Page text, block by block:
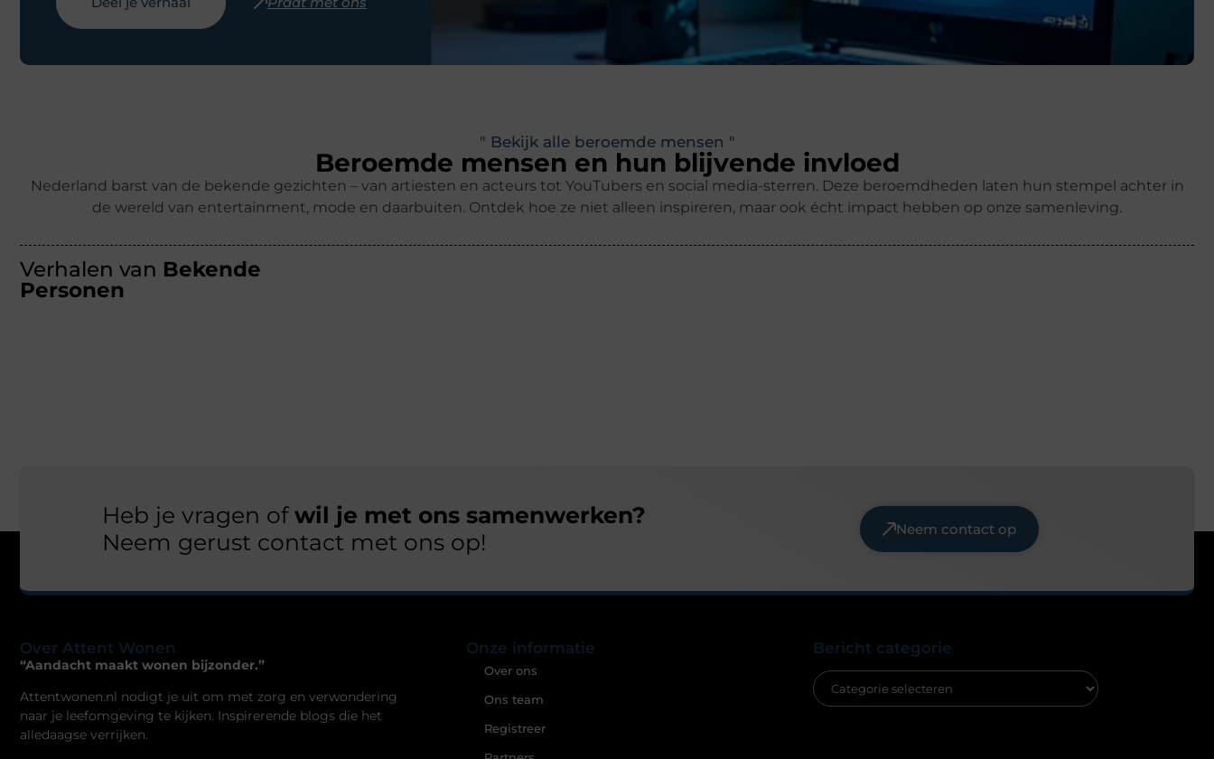
" Bekijk alle beroemde mensen "
Beroemde mensen en hun blijvende invloed
Nederland barst van de bekende gezichten – van artiesten en acteurs tot YouTubers en social media-sterren. Deze beroemdheden laten hun stempel achter in
de wereld van entertainment, mode en daarbuiten. Ontdek hoe ze niet alleen inspireren, maar ook écht impact hebben op onze samenleving.
Verhalen van Bekende
Personen
Heb je vragen ofwil je met ons samenwerken?
Neem gerust contact met ons op!
Neem contact op
Over Attent Wonen
“Aandacht maakt wonen bijzonder.”
Attentwonen.nl nodigt je uit om met zorg en verwondering
naar je leefomgeving te kijken. Inspirerende blogs die het
alledaagse verrijken.
Onze informatie
Over ons
Ons team
Registreer
Bericht categorie